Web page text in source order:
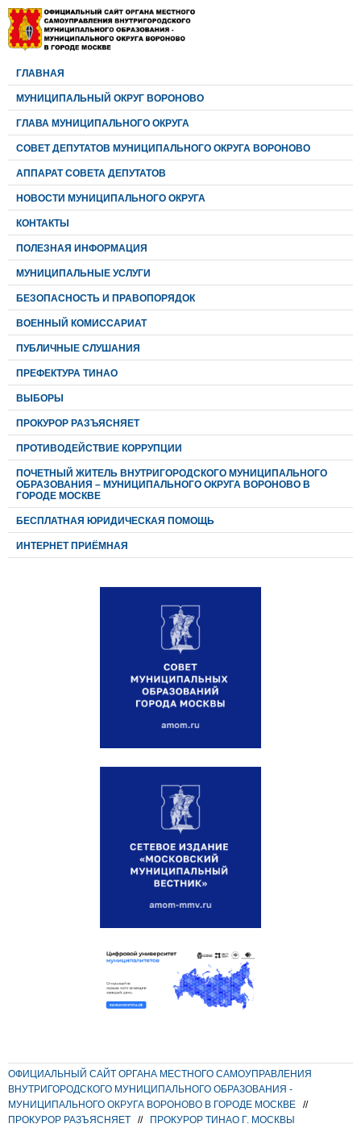
ГЛАВНАЯ
МУНИЦИПАЛЬНЫЙ ОКРУГ ВОРОНОВО
ГЛАВА МУНИЦИПАЛЬНОГО ОКРУГА
CОВЕТ ДЕПУТАТОВ МУНИЦИПАЛЬНОГО ОКРУГА ВОРОНОВО
АППАРАТ СОВЕТА ДЕПУТАТОВ
НОВОСТИ МУНИЦИПАЛЬНОГО ОКРУГА
КОНТАКТЫ
ПОЛЕЗНАЯ ИНФОРМАЦИЯ
МУНИЦИПАЛЬНЫЕ УСЛУГИ
БЕЗОПАСНОСТЬ И ПРАВОПОРЯДОК
ВОЕННЫЙ КОМИССАРИАТ
ПУБЛИЧНЫЕ СЛУШАНИЯ
ПРЕФЕКТУРА ТИНАО
ВЫБОРЫ
ПРОКУРОР РАЗЪЯСНЯЕТ
ПРОТИВОДЕЙСТВИЕ КОРРУПЦИИ
ПОЧЕТНЫЙ ЖИТЕЛЬ ВНУТРИГОРОДСКОГО МУНИЦИПАЛЬНОГО
ОБРАЗОВАНИЯ – МУНИЦИПАЛЬНОГО ОКРУГА ВОРОНОВО В
ГОРОДЕ МОСКВЕ
БЕСПЛАТНАЯ ЮРИДИЧЕСКАЯ ПОМОЩЬ
ИНТЕРНЕТ ПРИЁМНАЯ
ОФИЦИАЛЬНЫЙ САЙТ ОРГАНА МЕСТНОГО САМОУПРАВЛЕНИЯ
ВНУТРИГОРОДСКОГО МУНИЦИПАЛЬНОГО ОБРАЗОВАНИЯ -
МУНИЦИПАЛЬНОГО ОКРУГА ВОРОНОВО В ГОРОДЕ МОСКВЕ
//
ПРОКУРОР РАЗЪЯСНЯЕТ
//
ПРОКУРОР ТИНАО Г. МОСКВЫ